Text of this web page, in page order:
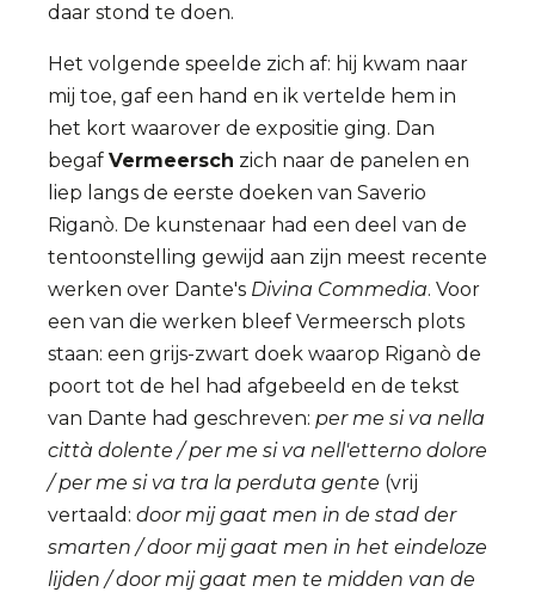
daar stond te doen.
Het volgende speelde zich af: hij kwam naar
mij toe, gaf een hand en ik vertelde hem in
het kort waarover de expositie ging. Dan
begaf Vermeersch zich naar de panelen en
liep langs de eerste doeken van Saverio
Riganò. De kunstenaar had een deel van de
tentoonstelling gewijd aan zijn meest recente
werken over Dante's Divina Commedia. Voor
een van die werken bleef Vermeersch plots
staan: een grijs-zwart doek waarop Riganò de
poort tot de hel had afgebeeld en de tekst
van Dante had geschreven: per me si va nella
città dolente / per me si va nell'etterno dolore
/ per me si va tra la perduta gente (vrij
vertaald: door mij gaat men in de stad der
smarten / door mij gaat men in het eindeloze
lijden / door mij gaat men te midden van de